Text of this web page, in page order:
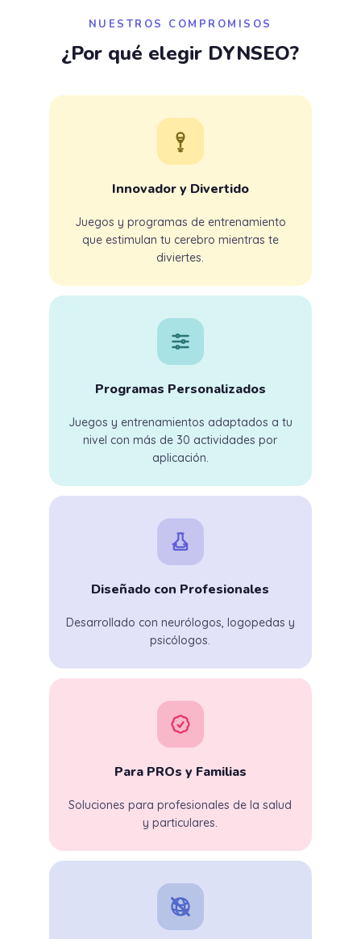
NUESTROS COMPROMISOS
¿Por qué elegir DYNSEO?
Innovador y Divertido
Juegos y programas de entrenamiento
que estimulan tu cerebro mientras te
diviertes.
Programas Personalizados
Juegos y entrenamientos adaptados a tu
nivel con más de 30 actividades por
aplicación.
Diseñado con Profesionales
Desarrollado con neurólogos, logopedas y
psicólogos.
Para PROs y Familias
Soluciones para profesionales de la salud
y particulares.